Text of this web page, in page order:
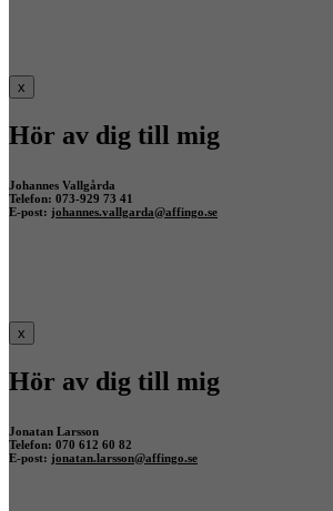
x
Hör av dig till mig
Johannes Vallgårda
Telefon: 073-929 73 41
E-post: johannes.vallgarda@affingo.se
x
Hör av dig till mig
Jonatan Larsson
Telefon: 070 612 60 82
E-post: jonatan.larsson@affingo.se